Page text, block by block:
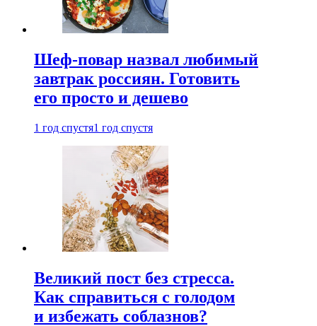
Шеф-повар назвал любимый
завтрак россиян. Готовить
его просто и дешево
1 год спустя1 год спустя
Великий пост без стресса.
Как справиться с голодом
и избежать соблазнов?